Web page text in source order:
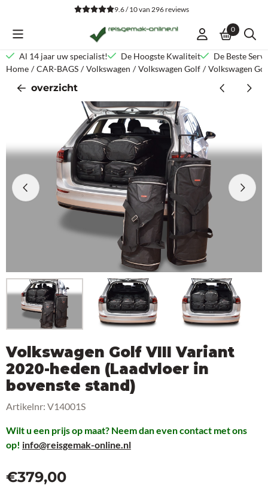
Cookievoorkeuren zijn beschikbaar. Kies instellingen of sta alle
9.6 / 10van296reviews
0
Al 14 jaar uw specialist! De Hoogste Kwaliteit
De Beste
Home / CAR-BAGS / Volkswagen / Volkswagen Golf / Volkswagen
overzicht
Volkswagen Golf VIII Variant
2020-heden (Laadvloer in
bovenste stand)
Artikelnr: V14001S
Wilt u een prijs op maat? Neem dan even contact met ons
op! info@reisgemak-online.nl
€379,00